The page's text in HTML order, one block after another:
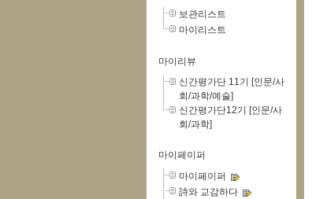
보관리스트
마이리스트
마이리뷰
신간평가단 11기 [인문/사
회/과학/예술]
신간평가단12기 [인문/사
회/과학]
마이페이퍼
마이페이퍼
詩와 교감하다